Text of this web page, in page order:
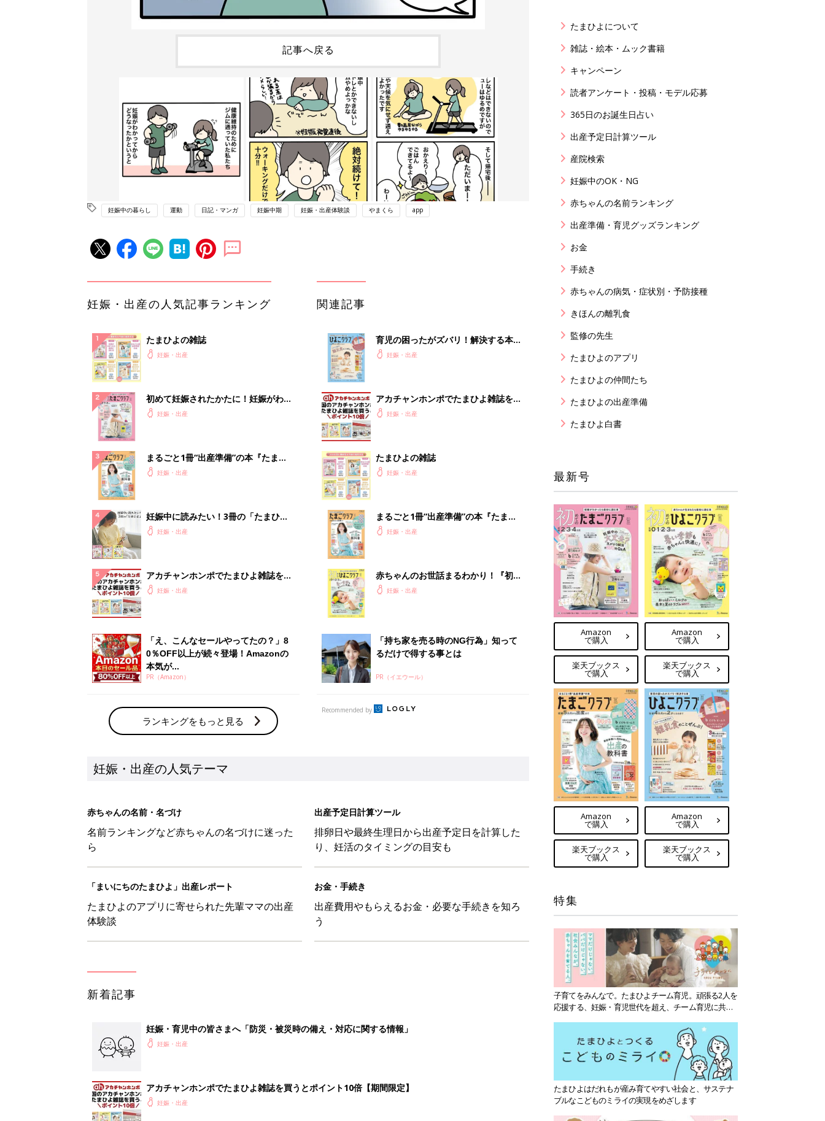
記事へ戻る
妊娠中の暮らし 運動 日記・マンガ 妊娠中期 妊娠・出産体験談 やまくら app
妊娠・出産の人気記事ランキング
たまひよの雑誌
妊娠・出産
初めて妊娠されたかたに！妊娠がわか
ったら最初に読む本『初めてのたまご
妊娠・出産
まるごと1冊“出産準備”の本『たまご
クラブ 夏号』〈スペシャル大特集〉
妊娠・出産
妊娠中に読みたい！3冊の「たまひ
よ」妊娠・出産
アカチャンホンポでたまひよ雑誌を買
うとポイント10倍【期間限定】
妊娠・出産
「え、こんなセールやってたの？」8
0％OFF以上が続々登場！Amazonの
本気が...
PR（Amazon）
ランキングをもっと見る
関連記事
育児の困ったがズバリ！解決する本
『ひよこクラブ 秋号』 4カ月～2才
妊娠・出産
アカチャンホンポでたまひよ雑誌を買
うとポイント10倍【期間限定】
妊娠・出産
たまひよの雑誌
妊娠・出産
まるごと1冊“出産準備”の本『たまご
クラブ 夏号』〈スペシャル大特集〉
妊娠・出産
赤ちゃんのお世話まるわかり！『初め
てのひよこクラブ 夏号』〈巻頭大特
妊娠・出産
「持ち家を売る時のNG行為」知って
るだけで得する事とは
PR（イエウール）
Recommended by
妊娠・出産の人気テーマ
赤ちゃんの名前・名づけ
名前ランキングなど赤ちゃんの名づけに迷った
ら
出産予定日計算ツール
排卵日や最終生理日から出産予定日を計算した
り、妊活のタイミングの目安も
「まいにちのたまひよ」出産レポート
たまひよのアプリに寄せられた先輩ママの出産
体験談
お金・手続き
出産費用やもらえるお金・必要な手続きを知ろ
う
新着記事
妊娠・育児中の皆さまへ「防災・被災時の備え・対応に関する情報」
妊娠・出産
アカチャンホンポでたまひよ雑誌を買うとポイント10倍【期間限定】
妊娠・出産
たまひよについて
雑誌・絵本・ムック書籍
キャンペーン
読者アンケート・投稿・モデル応募
365日のお誕生日占い
出産予定日計算ツール
産院検索
妊娠中のOK・NG
赤ちゃんの名前ランキング
出産準備・育児グッズランキング
お金
手続き
赤ちゃんの病気・症状別・予防接種
きほんの離乳食
監修の先生
たまひよのアプリ
たまひよの仲間たち
たまひよの出産準備
たまひよ白書
最新号
Amazon
で購入
楽天ブックス
で購入
Amazon
で購入
楽天ブックス
で購入
Amazon
で購入
楽天ブックス
で購入
Amazon
で購入
楽天ブックス
で購入
特集
子育てをみんなで。たまひよチーム育児。頑張る2人を
応援する、妊娠・育児世代を超え、チーム育児に共感
たまひよはだれもが産み育てやすい社会と、サステナ
ブルなこどものミライの実現をめざします